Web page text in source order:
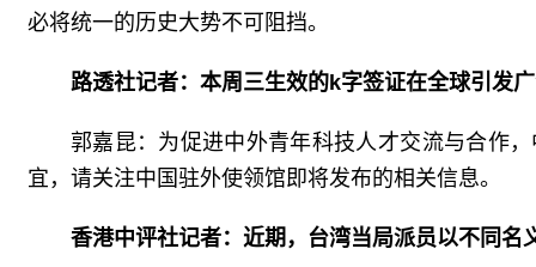
必将统一的历史大势不可阻挡。
路透社记者：本周三生效的k字签证在全球引发
郭嘉昆：为促进中外青年科技人才交流与合作
宜，请关注中国驻外使领馆即将发布的相关信息。
香港中评社记者：近期，台湾当局派员以不同